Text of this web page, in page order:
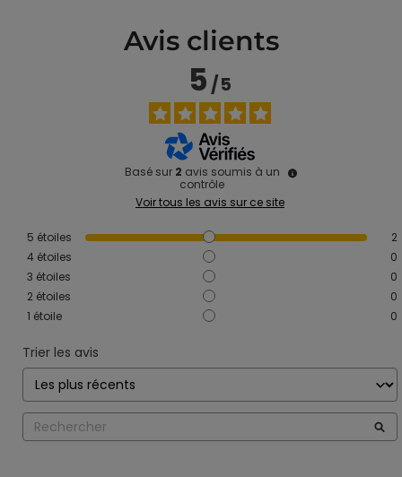
Avis clients
5/5
Basé sur 2 avis soumis à un
contrôle
Voir tous les avis sur ce site
5 étoiles
2
4 étoiles
0
3 étoiles
0
2 étoiles
0
1 étoile 0
Trier les avis